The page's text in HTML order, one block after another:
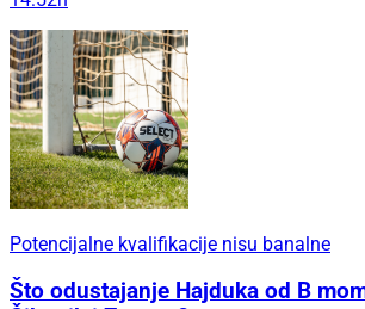
Potencijalne kvalifikacije nisu banalne
Što odustajanje Hajduka od B